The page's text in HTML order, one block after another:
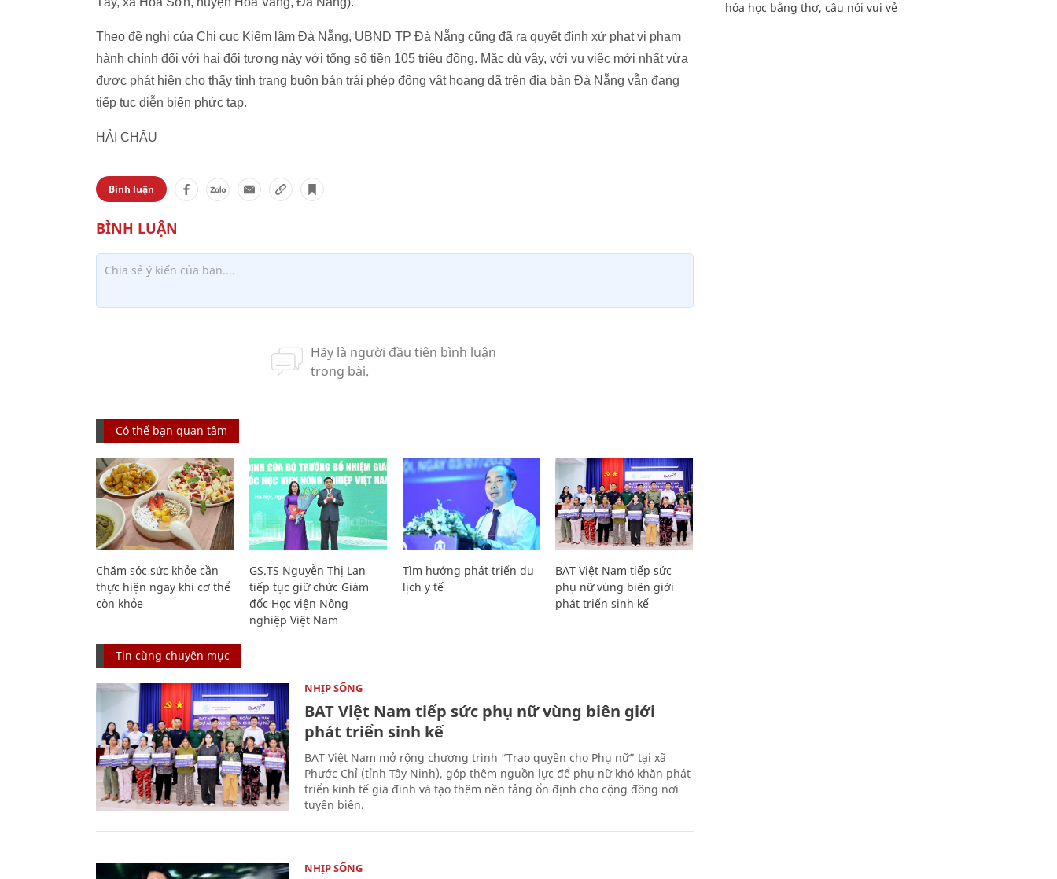
Theo đề nghị của Chi cục Kiểm lâm Đà Nẵng, UBND TP Đà Nẵng cũng đã ra quyết định xử phạt vi phạm
hành chính đối với hai đối tượng này với tổng số tiền 105 triệu đồng. Mặc dù vậy, với vụ việc mới nhất vừa
được phát hiện cho thấy tình trạng buôn bán trái phép động vật hoang dã trên địa bàn Đà Nẵng vẫn đang
tiếp tục diễn biến phức tạp.
HẢI CHÂU
Bình luận
Có thể bạn quan tâm
Chăm sóc sức khỏe cần
thực hiện ngay khi cơ thể
còn khỏe
GS.TS Nguyễn Thị Lan
tiếp tục giữ chức Giám
đốc Học viện Nông
nghiệp Việt Nam
Tìm hướng phát triển du
lịch y tế
BAT Việt Nam tiếp sức
phụ nữ vùng biên giới
phát triển sinh kế
Tin cùng chuyên mục
NHỊP SỐNG
BAT Việt Nam tiếp sức phụ nữ vùng biên giới
phát triển sinh kế
BAT Việt Nam mở rộng chương trình “Trao quyền cho Phụ nữ” tại xã
Phước Chỉ (tỉnh Tây Ninh), góp thêm nguồn lực để phụ nữ khó khăn phát
triển kinh tế gia đình và tạo thêm nền tảng ổn định cho cộng đồng nơi
tuyến biên.
NHỊP SỐNG
hóa học bằng thơ, câu nói vui vẻ